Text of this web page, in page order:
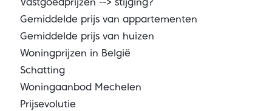
Gemiddelde prijs van appartementen
Gemiddelde prijs van huizen
Woningprijzen in België
Schatting
Woningaanbod Mechelen
Prijsevolutie